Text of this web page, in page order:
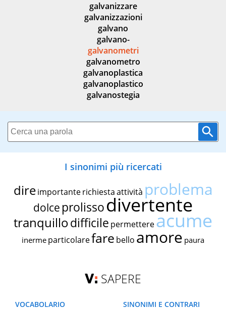
galvanizzare
galvanizzazioni
galvano
galvano-
galvanometri
galvanometro
galvanoplastica
galvanoplastico
galvanostegia
I sinonimi più ricercati
dire importante richiestaattività problema
dolce prolissodivertente
tranquillodifficile permettereacume
inerme particolarefare bello amore paura
SAPERE
VOCABOLARIO
SINONIMI E CONTRARI